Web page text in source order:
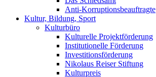
Anti-Korruptionsbeauftragte
Kultur, Bildung, Sport
Kulturbüro
Kulturelle Projektförderung
Institutionelle Förderung
Investitionsförderung
Nikolaus Reiser Stiftung
Kulturpreis